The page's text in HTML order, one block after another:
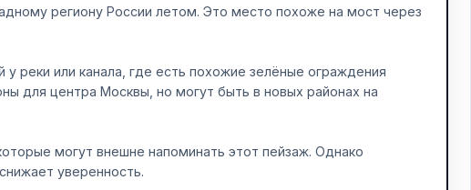
региону России летом. Это место похоже на мост через
реки или канала, где есть похожие зелёные ограждения
для центра Москвы, но могут быть в новых районах на
могут внешне напоминать этот пейзаж. Однако
уверенность.